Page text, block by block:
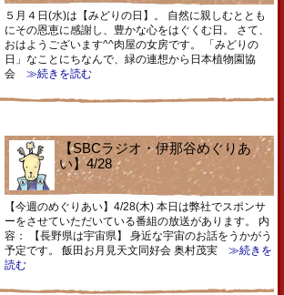
５月４日(水)は【みどりの日】。 自然に親しむととも
にその恩恵に感謝し、豊かな心をはぐくむ日。 さて、
おはようございます^^肉屋の女房です。 「みどりの
日」なことにちなんで、緑の連想から日本植物園協
会 ≫続きを読む
【SBCラジオ・伊那谷めぐりあ
い】4/28
【今週のめぐりあい】4/28(木) 本日は弊社でスポンサ
ーをさせていただいている番組の放送があります。 内
容： 【長野県は宇宙県】 身近な宇宙のお話をうかがう
予定です。 飯田お月見天文同好会 奥村茂実 ≫続きを
読む